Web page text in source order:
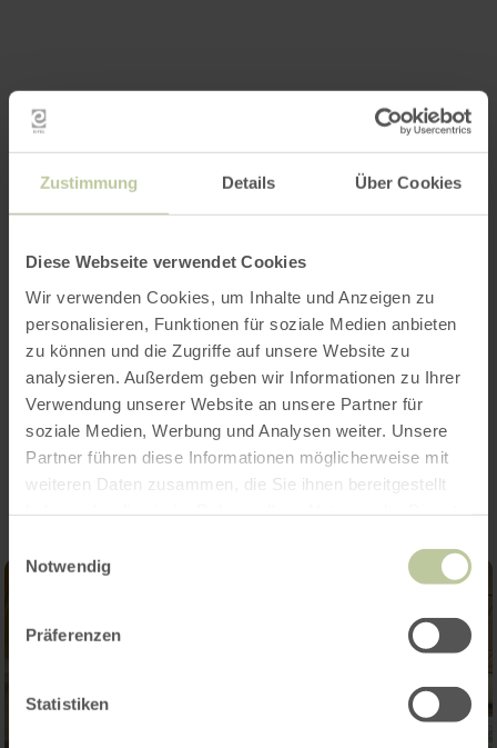
Zustimmung Details Über Cookies
Diese Webseite verwendet Cookies
Wir verwenden Cookies, um Inhalte und Anzeigen zu
personalisieren, Funktionen für soziale Medien anbieten
zu können und die Zugriffe auf unsere Website zu
analysieren. Außerdem geben wir Informationen zu Ihrer
Verwendung unserer Website an unsere Partner für
soziale Medien, Werbung und Analysen weiter. Unsere
Partner führen diese Informationen möglicherweise mit
weiteren Daten zusammen, die Sie ihnen bereitgestellt
Notwendig
Präferenzen
Statistiken
Impressies